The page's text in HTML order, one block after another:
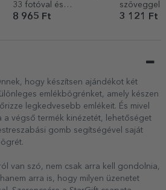
33 fotóval és
szöveggel – Család
8 965 Ft
szöveggel
alakú dísz
3 121 Ft
hogy készítsen ajándékot két
emlékbögrénket, amely készen
legkedvesebb emlékeit. És mivel
a végső termék kinézetét, lehetőséget
gomb segítségével saját
van szó, nem csak arra kell gondolnia,
arra is, hogy milyen üzenetet